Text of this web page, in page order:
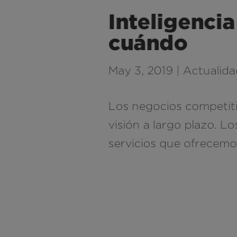
Inteligencia
cuándo
May 3, 2019
Los negocios
visión a largo plazo.
servicios que